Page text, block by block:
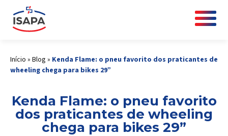
Início » Blog » Kenda Flame: o pneu favorito dos praticantes de
wheeling chega para bikes 29”
Kenda Flame: o pneu favorito
dos praticantes de wheeling
chega para bikes 29”